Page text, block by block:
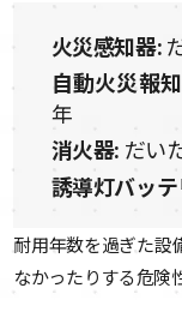
火災感知器:
自動火災報
年
消火器: だい
誘導灯バッ
耐用年数を過ぎた設
なかったりする危険